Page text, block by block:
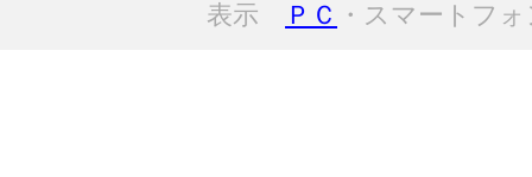
表示 ＰＣ ・スマートフ